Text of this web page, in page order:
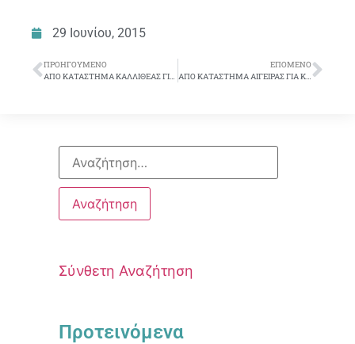
29 Ιουνίου, 2015
ΠΡΟΗΓΟΎΜΕΝΟ
ΑΠΟ ΚΑΤΑΣΤΗΜΑ ΚΑΛΛΙΘΕΑΣ ΓΙΑ ΚΑΤΑΣΤΗΜΑ Ν. ΣΜΥΡΝΗΣ, Π. ΦΑΛΗΡΟΥ
ΕΠΌΜΕΝΟ
ΑΠΟ ΚΑΤΑΣΤΗΜΑ ΑΙΓΕΙΡΑΣ ΓΙΑ ΚΑΤΑΣΤΗΜΑ ΑΘΗΝΩΝ
Σύνθετη Αναζήτηση
Προτεινόμενα